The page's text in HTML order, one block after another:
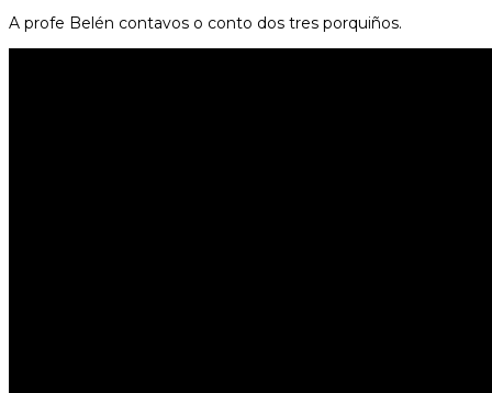
A profe Belén contavos o conto dos tres porquiños.